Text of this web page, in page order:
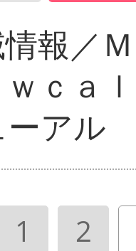
報／
ｃａ
アル
1 2